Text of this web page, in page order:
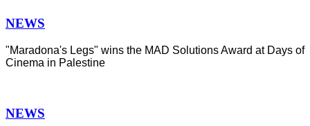
NEWS
"Maradona's Legs" wins the MAD Solutions Award at Days of
Cinema in Palestine
NEWS